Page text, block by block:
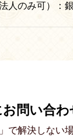
人のみ可）：
お問い合
」で解決しない